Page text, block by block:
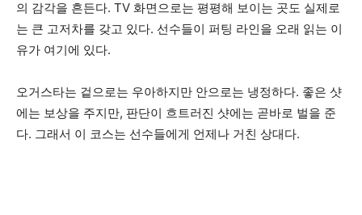
의 감각을 흔든다. TV 화면으로는 평평해 보이는 곳도 실제로
는 큰 고저차를 갖고 있다. 선수들이 퍼팅 라인을 오래 읽는 이
유가 여기에 있다.
오거스타는 겉으로는 우아하지만 안으로는 냉정하다. 좋은 샷
에는 보상을 주지만, 판단이 흐트러진 샷에는 곧바로 벌을 준
다. 그래서 이 코스는 선수들에게 언제나 거친 상대다.